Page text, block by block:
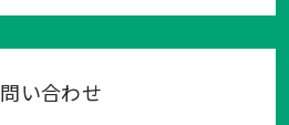
い合わせ